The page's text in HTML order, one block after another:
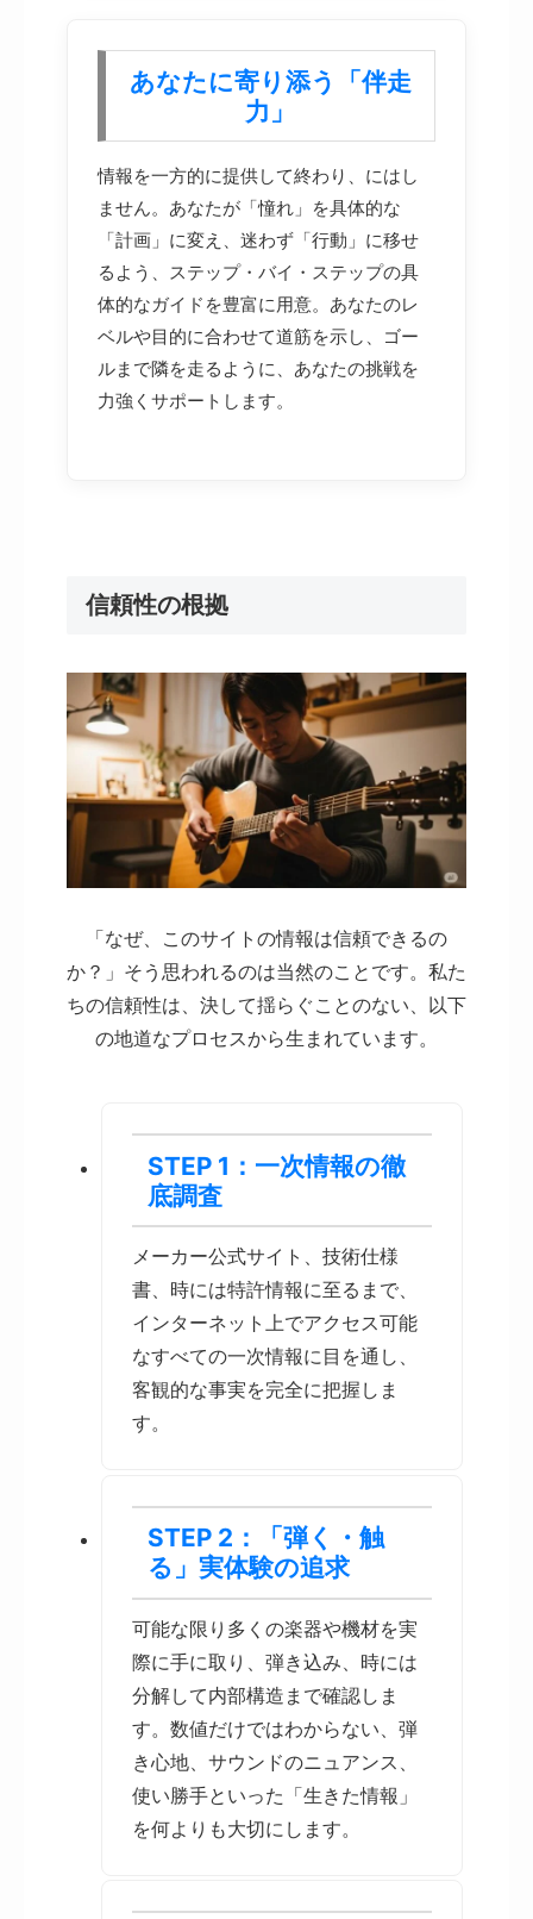
あなたに寄り添う「伴走
力」
情報を一方的に提供して終わり、にはし
ません。あなたが「憧れ」を具体的な
「計画」に変え、迷わず「行動」に移せ
るよう、ステップ・バイ・ステップの具
体的なガイドを豊富に用意。あなたのレ
ベルや目的に合わせて道筋を示し、ゴー
ルまで隣を走るように、あなたの挑戦を
力強くサポートします。
信頼性の根拠
「なぜ、このサイトの情報は信頼できるの
か？」そう思われるのは当然のことです。私た
ちの信頼性は、決して揺らぐことのない、以下
の地道なプロセスから生まれています。
STEP 1：一次情報の徹
底調査
メーカー公式サイト、技術仕様
書、時には特許情報に至るまで、
インターネット上でアクセス可能
なすべての一次情報に目を通し、
客観的な事実を完全に把握しま
す。
STEP 2：「弾く・触
る」実体験の追求
可能な限り多くの楽器や機材を実
際に手に取り、弾き込み、時には
分解して内部構造まで確認しま
す。数値だけではわからない、弾
き心地、サウンドのニュアンス、
使い勝手といった「生きた情報」
を何よりも大切にします。